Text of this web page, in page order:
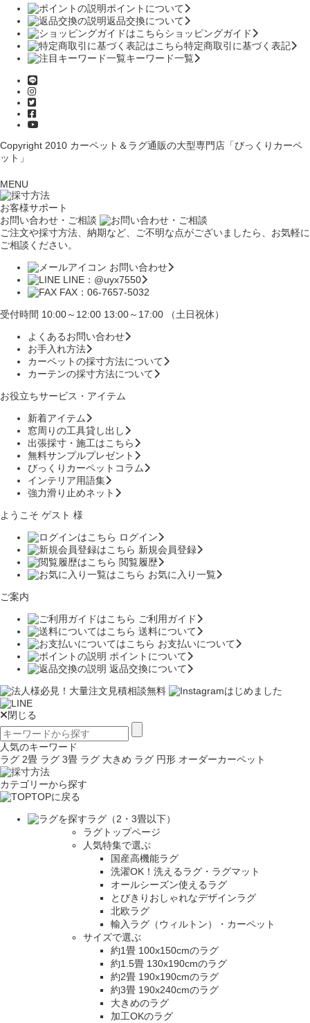
ポイントについて
返品交換について
ショッピングガイド
特定商取引に基づく表記
キーワード一覧
Copyright 2010 カーペット＆ラグ通販の大型専門店「びっくりカーペ
ット」
MENU
お客様サポート
お問い合わせ・ご相談
ご注文や採寸方法、納期など、ご不明な点がございましたら、お気軽に
ご相談ください。
お問い合わせ
LINE：@uyx7550
FAX：06-7657-5032
受付時間 10:00～12:00 13:00～17:00 （土日祝休）
よくあるお問い合わせ
お手入れ方法
カーペットの採寸方法について
カーテンの採寸方法について
お役立ちサービス・アイテム
新着アイテム
窓周りの工具貸し出し
出張採寸・施工はこちら
無料サンプルプレゼント
びっくりカーペットコラム
インテリア用語集
強力滑り止めネット
ようこそ ゲスト 様
ログイン
新規会員登録
閲覧履歴
お気に入り一覧
ご案内
ご利用ガイド
送料について
お支払いについて
ポイントについて
返品交換について
閉じる
人気のキーワード
ラグ 2畳 ラグ 3畳 ラグ 大きめ ラグ 円形 オーダーカーペット
カテゴリーから探す
TOPに戻る
ラグ（2・3畳以下）
ラグトップページ
人気特集で選ぶ
国産高機能ラグ
洗濯OK！洗えるラグ・ラグマット
オールシーズン使えるラグ
とびきりおしゃれなデザインラグ
北欧ラグ
輸入ラグ（ウィルトン）・カーペット
サイズで選ぶ
約1畳 100x150cmのラグ
約1.5畳 130x190cmのラグ
約2畳 190x190cmのラグ
約3畳 190x240cmのラグ
大きめのラグ
加工OKのラグ